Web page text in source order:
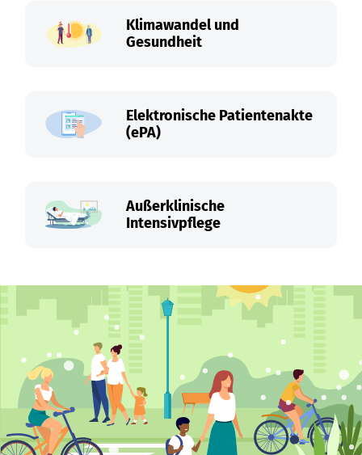
Klimawandel und
Gesundheit
Elektronische Patientenakte
(ePA)
Außerklinische
Intensivpflege